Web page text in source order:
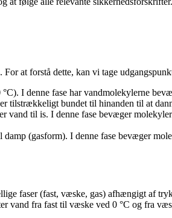
at forstå dette, kan vi tage
I denne fase har vandmolekylerne
tilstrækkeligt bundet til hinanden til at
vand til is. I denne fase bevæger
(gasform). I denne fase bevæger
faser (fast, væske, gas) afhængigt af
vand fra fast til væske ved 0 °C og fra